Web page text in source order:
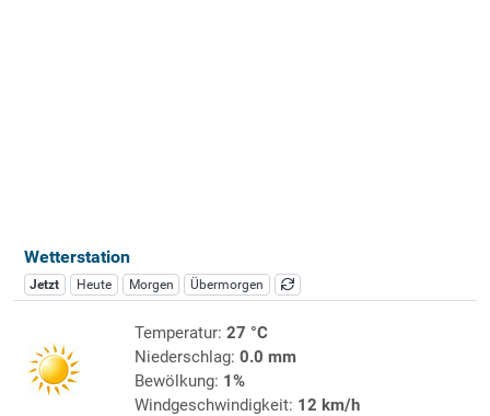
Wetterstation
Jetzt Heute Morgen Übermorgen
Temperatur: 27 °C
Niederschlag: 0.0 mm
Bewölkung: 1%
Windgeschwindigkeit: 12 km/h